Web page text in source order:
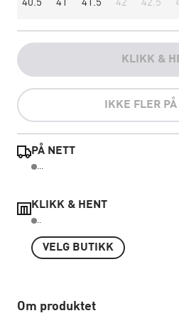
40.5 41 41.5 42 42.5
KLIKK &
IKKE FLER
PÅ NETT
...
KLIKK & HENT
..
VELG BUTIKK
Om produktet